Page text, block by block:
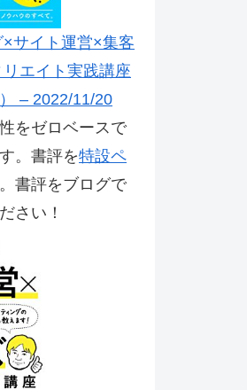
サイト運営×集客
エイト実践講座
– 2022/11/20
をゼロベースで
。書評を特設ペ
書評をブログで
さい！